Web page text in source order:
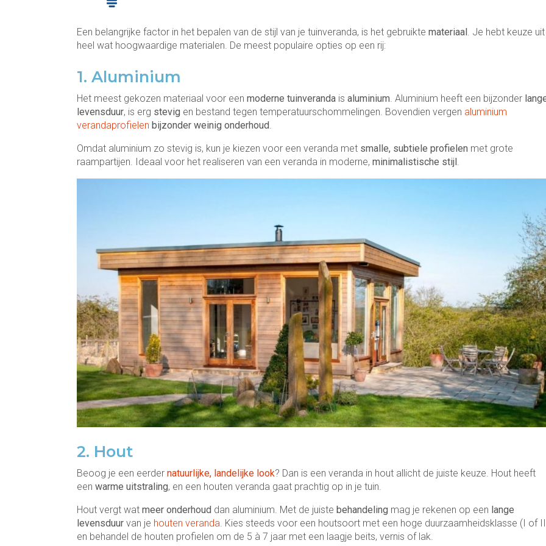
Een belangrijke factor in het bepalen van de stijl van je tuinveranda, is het gebruikte materiaal . Je hebt keuze uit
heel wat hoogwaardige materialen. De meest populaire opties op een rij:
1. Aluminium
Het meest gekozen materiaal voor een moderne tuinveranda is aluminium. Aluminium heeft een bijzonder
levensduur, is erg stevig en bestand tegen temperatuurschommelingen. Bovendien vergen aluminium
verandaprofielen bijzonder weinig onderhoud.
Omdat aluminium zo stevig is, kun je kiezen voor een veranda met smalle, subtiele profielen met grote
raampartijen. Ideaal voor het realiseren van een veranda in moderne, minimalistische stijl .
2. Hout
Beoog je een eerder natuurlijke, landelijke look? Dan is een veranda in hout allicht de juiste keuze. Hout heeft
een warme uitstraling, en een houten veranda gaat prachtig op in je tuin.
Hout vergt wat meer onderhoud dan aluminium. Met de juiste behandeling mag je rekenen op een lange
levensduur van je houten veranda. Kies steeds voor een houtsoort met een hoge duurzaamheidsklasse (I of
en behandel de houten profielen om de 5 à 7 jaar met een laagje beits, vernis of lak.